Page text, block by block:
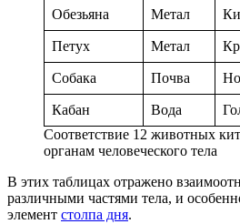
Обезьяна Метал
Петух Метал
Собака Почва
Кабан Вода
Соответствие 12 животных
органам человеческого тела
В этих таблицах отражено
различными частями тела, и
элемент столпа дня.